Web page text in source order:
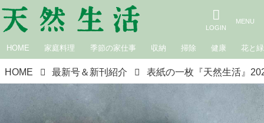
HOME 家庭料理 季節の家仕事 収納 掃除 健康 花と緑
HOME 最新号＆新刊紹介